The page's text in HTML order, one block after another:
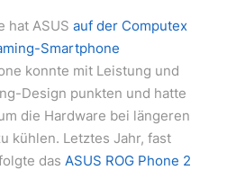
hat ASUS auf der Computex
Smartphone
konnte mit Leistung und
Design punkten und hatte
die Hardware bei längeren
kühlen. Letztes Jahr, fast
das ASUS ROG Phone 2